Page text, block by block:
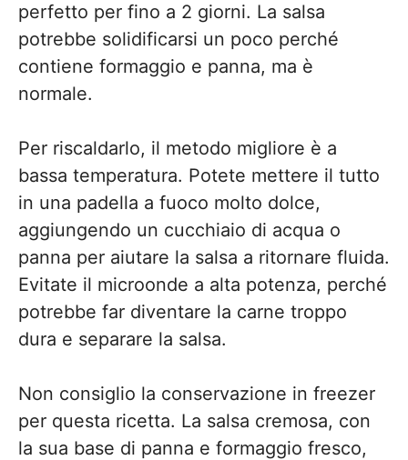
perfetto per fino a 2 giorni. La salsa
potrebbe solidificarsi un poco perché
contiene formaggio e panna, ma è
normale.
Per riscaldarlo, il metodo migliore è a
bassa temperatura. Potete mettere il tutto
in una padella a fuoco molto dolce,
aggiungendo un cucchiaio di acqua o
panna per aiutare la salsa a ritornare fluida.
Evitate il microonde a alta potenza, perché
potrebbe far diventare la carne troppo
dura e separare la salsa.
Non consiglio la conservazione in freezer
per questa ricetta. La salsa cremosa, con
la sua base di panna e formaggio fresco,